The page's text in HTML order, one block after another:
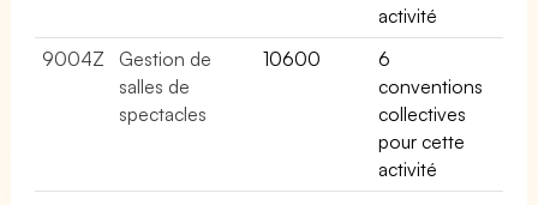
activité
9004Z
Gestion de
salles de
spectacles
10600
6
conventions
collectives
pour cette
activité